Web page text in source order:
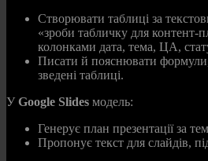
Створювати таблиці за
«зроби табличку для
колонками дата, тема, ЦА,
Писати й пояснювати формули,
зведені таблиці.
У Google Slides модель:
Генерує план презентації за
Пропонує текст для слайдів,